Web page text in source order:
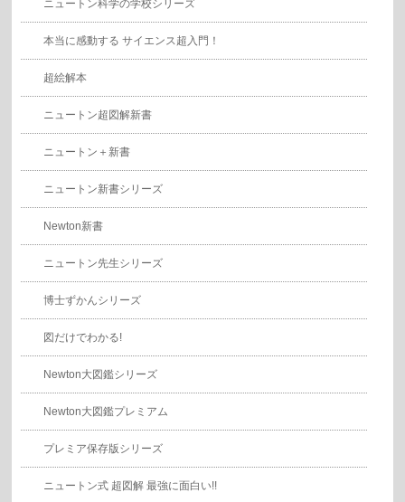
ニュートン科学の学校シリーズ
本当に感動する サイエンス超入門！
超絵解本
ニュートン超図解新書
ニュートン＋新書
ニュートン新書シリーズ
Newton新書
ニュートン先生シリーズ
博士ずかんシリーズ
図だけでわかる!
Newton大図鑑シリーズ
Newton大図鑑プレミアム
プレミア保存版シリーズ
ニュートン式 超図解 最強に面白い!!